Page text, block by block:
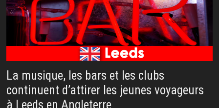
La musique, les bars et les clubs
continuent d’attirer les jeunes voyageurs
à Leeds en Angleterre